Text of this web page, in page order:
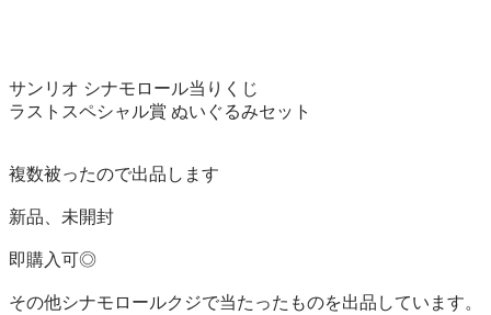
サンリオ シナモロール当りくじ
ラストスペシャル賞 ぬいぐるみセット
複数被ったので出品します
新品、未開封
即購入可◎
その他シナモロールクジで当たったものを出品しています。